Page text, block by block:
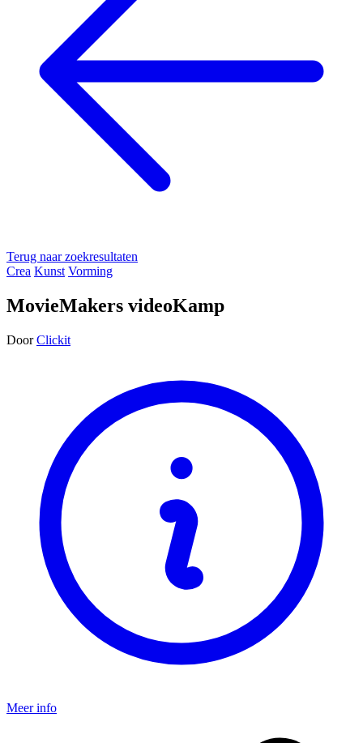
Terug naar zoekresultaten
Crea Kunst Vorming
MovieMakers videoKamp
Door Clickit
Meer info